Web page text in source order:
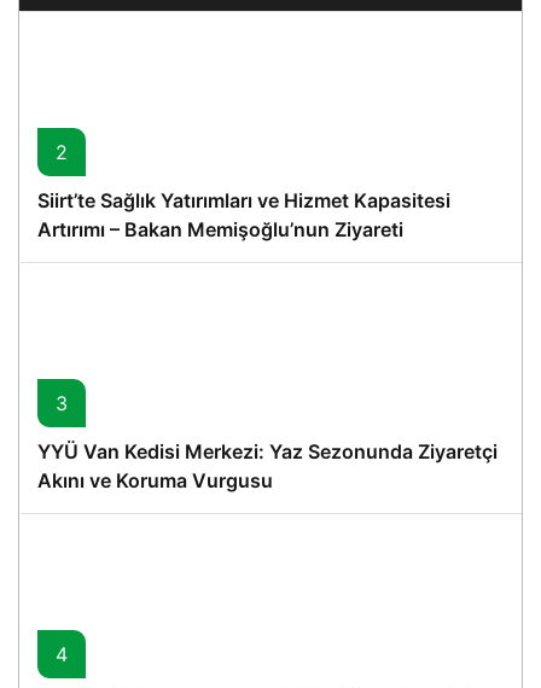
2
Siirt’te Sağlık Yatırımları ve Hizmet Kapasitesi
Artırımı – Bakan Memişoğlu’nun Ziyareti
3
YYÜ Van Kedisi Merkezi: Yaz Sezonunda Ziyaretçi
Akını ve Koruma Vurgusu
4